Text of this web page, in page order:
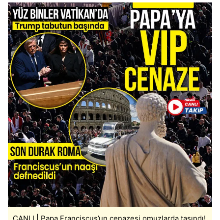
Çerezlere ilişkin tercihlerinizi aşağıda yer alan panel
vasıtasıyla belirleyebilirsiniz. Çerezlere ilişkin detaylı bilgi
için Ayarlar butonuna tıklayabilir,Çerez Bilgilendirme
Metnimiziziyaret edebilirsiniz.
6698 sayılı Kişisel Verilerin Korunması Kanunu uyarınca
hazırlanmış Aydınlatma Metnimizi okumak ve sitemizde
ilgili mevzuata uygun olarak kullanılan çerezlerle ilgili bilgi
almak için lütfentıklayınız.